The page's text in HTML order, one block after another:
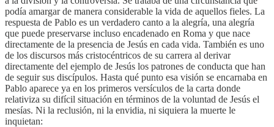
podía amargar de manera considerable la vida de aquellos fieles. La
respuesta de Pablo es un verdadero canto a la alegría, una alegría
que puede preservarse incluso encadenado en Roma y que nace
directamente de la presencia de Jesús en cada vida. También es uno
de los discursos más cristocéntricos de su carrera al derivar
directamente del ejemplo de Jesús los patrones de conducta que han
de seguir sus discípulos. Hasta qué punto esa visión se encarnaba en
Pablo aparece ya en los primeros versículos de la carta donde
relativiza su difícil situación en términos de la voluntad de Jesús el
mesías. Ni la reclusión, ni la envidia, ni siquiera la muerte le
inquietan: